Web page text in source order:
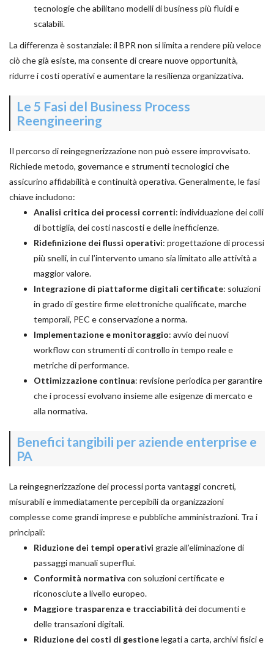
tecnologie che abilitano modelli di business più fluidi e
scalabili.
La differenza è sostanziale: il BPR non si limita a rendere più veloce
ciò che già esiste, ma consente di creare nuove opportunità,
ridurre i costi operativi e aumentare la resilienza organizzativa.
Le 5 Fasi del Business Process
Reengineering
Il percorso di reingegnerizzazione non può essere improvvisato.
Richiede metodo, governance e strumenti tecnologici che
assicurino affidabilità e continuità operativa. Generalmente, le fasi
chiave includono:
Analisi critica dei processi correnti: individuazione dei colli
di bottiglia, dei costi nascosti e delle inefficienze.
Ridefinizione dei flussi operativi: progettazione di processi
più snelli, in cui l’intervento umano sia limitato alle attività a
maggior valore.
Integrazione di piattaforme digitali certificate: soluzioni
in grado di gestire firme elettroniche qualificate, marche
temporali, PEC e conservazione a norma.
Implementazione e monitoraggio: avvio dei nuovi
workflow con strumenti di controllo in tempo reale e
metriche di performance.
Ottimizzazione continua: revisione periodica per garantire
che i processi evolvano insieme alle esigenze di mercato e
alla normativa.
Benefici tangibili per aziende enterprise e
PA
La reingegnerizzazione dei processi porta vantaggi concreti,
misurabili e immediatamente percepibili da organizzazioni
complesse come grandi imprese e pubbliche amministrazioni. Tra i
principali:
Riduzione dei tempi operativi grazie all’eliminazione di
passaggi manuali superflui.
Conformità normativa con soluzioni certificate e
riconosciute a livello europeo.
Maggiore trasparenza e tracciabilità dei documenti e
delle transazioni digitali.
Riduzione dei costi di gestionelegati a carta, archivi fisici e